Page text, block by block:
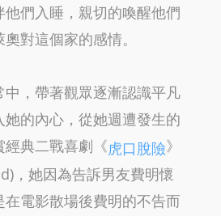
們入睡，親切的喚醒他們
對這個家的感情。
，帶著觀眾逐漸認識平凡
的內心，從她週遭發生的
典二戰喜劇《虎口脫險》
，她因為告訴男友費明懷
電影散場後費明的不告而